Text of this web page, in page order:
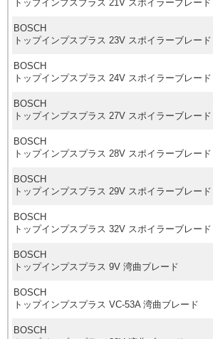
トップインプスプラス 21V スポイラーブレード
BOSCH
トップインプスプラス 23V スポイラーブレード
BOSCH
トップインプスプラス 24V スポイラーブレード
BOSCH
トップインプスプラス 27V スポイラーブレード
BOSCH
トップインプスプラス 28V スポイラーブレード
BOSCH
トップインプスプラス 29V スポイラーブレード
BOSCH
トップインプスプラス 32V スポイラーブレード
BOSCH
トップインプスプラス 9V 湾曲ブレード
BOSCH
トップインプスプラス VC-53A 湾曲ブレード
BOSCH